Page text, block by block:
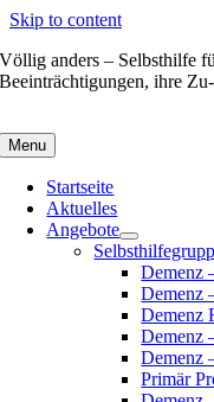
Skip to content
Völlig anders – Selbsthilfe
Beeinträchtigungen, ihre
Menu
Startseite
Aktuelles
Angebote
Demenz
Demenz
Demenz
Demenz
Demenz
Primär